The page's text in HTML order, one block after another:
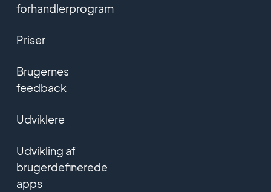
forhandlerprogram
Priser
Brugernes
feedback
Udviklere
Udvikling af
brugerdefinerede
apps